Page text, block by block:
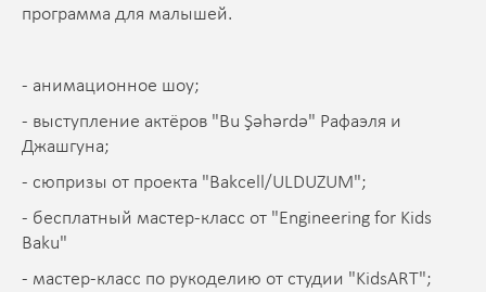
программа для малышей.
- анимационное шоу;
- выступление актёров "Bu Şəhərdə" Рафаэля и
Джашгуна;
- сюпризы от проекта "Bakcell/ULDUZUM";
- бесплатный мастер-класс от "Engineering for Kids
Baku"
- мастер-класс по рукоделию от студии "KidsART";